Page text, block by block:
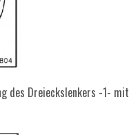
des Dreieckslenkers -1- mit